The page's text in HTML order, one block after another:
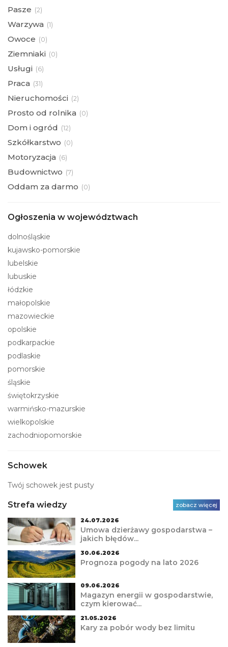
Pasze (2)
Warzywa (1)
Owoce (0)
Ziemniaki (0)
Usługi (6)
Praca (31)
Nieruchomości (2)
Prosto od rolnika (0)
Dom i ogród (12)
Szkółkarstwo (0)
Motoryzacja (6)
Budownictwo (7)
Oddam za darmo (0)
Ogłoszenia w województwach
dolnośląskie
kujawsko-pomorskie
lubelskie
lubuskie
łódzkie
małopolskie
mazowieckie
opolskie
podkarpackie
podlaskie
pomorskie
śląskie
świętokrzyskie
warmińsko-mazurskie
wielkopolskie
zachodniopomorskie
Schowek
Twój schowek jest pusty
Strefa wiedzy zobacz więcej
24.07.2026
Umowa dzierżawy gospodarstwa –
jakich błędów...
30.06.2026
Prognoza pogody na lato 2026
09.06.2026
Magazyn energii w gospodarstwie,
czym kierować...
21.05.2026
Kary za pobór wody bez limitu